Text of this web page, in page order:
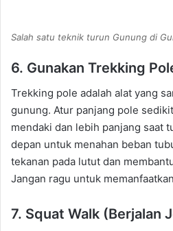
Salah satu teknik turun Gunung di
6. Gunakan Trekking
Trekking pole adalah alat yang
gunung. Atur panjang pole
mendaki dan lebih panjang saat
depan untuk menahan beban
tekanan pada lutut dan
Jangan ragu untuk
7. Squat Walk (Berjalan